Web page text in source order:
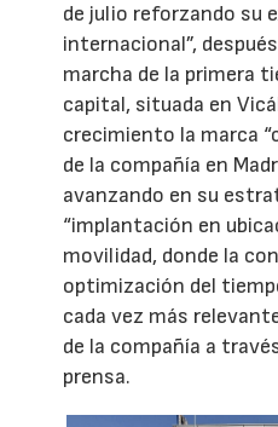
de julio reforzando su
internacional”,
marcha de la primera
capital, situada en
crecimiento la marca
de la compañía en
avanzando en su
“implantación en
movilidad, donde la
optimización del
cada vez más
de la compañía a
prensa.